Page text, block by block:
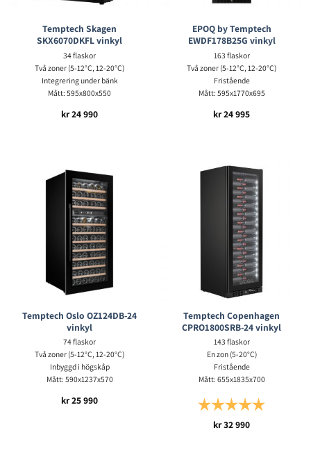
Temptech Skagen
SKX6070DKFL vinkyl
34 flaskor
Två zoner (5-12°C, 12-20°C)
Integrering under bänk
Mått: 595x800x550
kr24 990
EPOQ by Temptech
EWDF178B25G vinkyl
163 flaskor
Två zoner (5-12°C, 12-20°C)
Fristående
Mått: 595x1770x695
kr24 995
Temptech Oslo OZ124DB-24
vinkyl
74 flaskor
Två zoner (5-12°C, 12-20°C)
Inbyggd i högskåp
Mått: 590x1237x570
kr25 990
Temptech Copenhagen
CPRO1800SRB-24 vinkyl
143 flaskor
En zon (5-20°C)
Fristående
Mått: 655x1835x700
Betyg:
kr32 990